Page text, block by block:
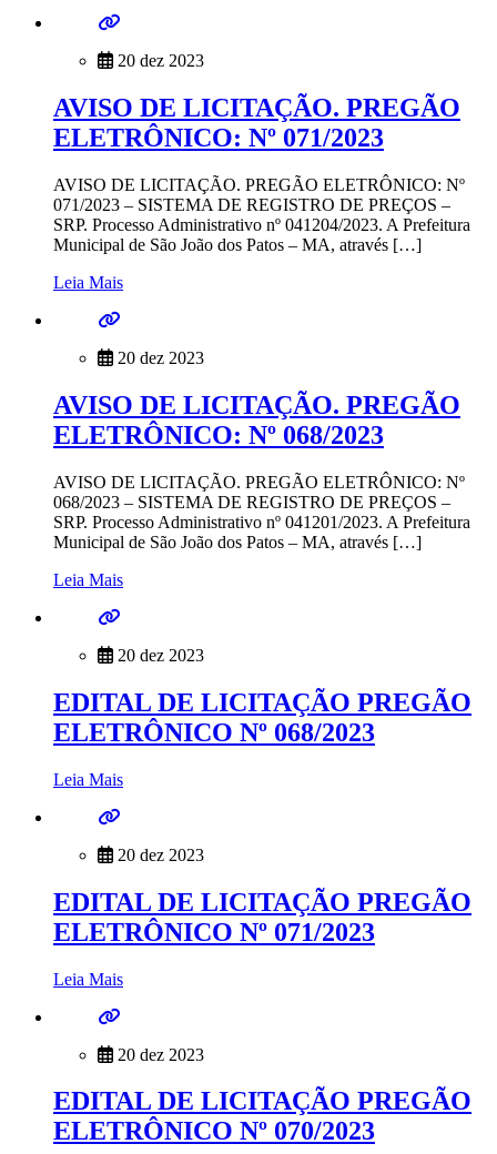
20 dez 2023
AVISO DE LICITAÇÃO. PREGÃO
ELETRÔNICO: Nº 071/2023
AVISO DE LICITAÇÃO. PREGÃO ELETRÔNICO: Nº
071/2023 – SISTEMA DE REGISTRO DE PREÇOS –
SRP. Processo Administrativo nº 041204/2023. A Prefeitura
Municipal de São João dos Patos – MA, através […]
Leia Mais
20 dez 2023
AVISO DE LICITAÇÃO. PREGÃO
ELETRÔNICO: Nº 068/2023
AVISO DE LICITAÇÃO. PREGÃO ELETRÔNICO: Nº
068/2023 – SISTEMA DE REGISTRO DE PREÇOS –
SRP. Processo Administrativo nº 041201/2023. A Prefeitura
Municipal de São João dos Patos – MA, através […]
Leia Mais
20 dez 2023
EDITAL DE LICITAÇÃO PREGÃO
ELETRÔNICO Nº 068/2023
Leia Mais
20 dez 2023
EDITAL DE LICITAÇÃO PREGÃO
ELETRÔNICO Nº 071/2023
Leia Mais
20 dez 2023
EDITAL DE LICITAÇÃO PREGÃO
ELETRÔNICO Nº 070/2023